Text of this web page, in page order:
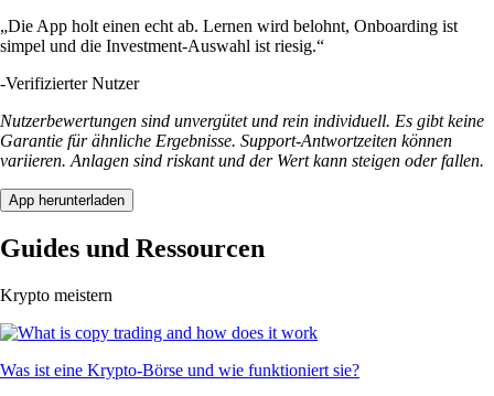
„Die App holt einen echt ab. Lernen wird belohnt, Onboarding ist
simpel und die Investment-Auswahl ist riesig.“
-Verifizierter Nutzer
Nutzerbewertungen sind unvergütet und rein individuell. Es gibt keine
Garantie für ähnliche Ergebnisse. Support-Antwortzeiten können
variieren. Anlagen sind riskant und der Wert kann steigen oder fallen.
App herunterladen
Guides und Ressourcen
Krypto meistern
Was ist eine Krypto-Börse und wie funktioniert sie?